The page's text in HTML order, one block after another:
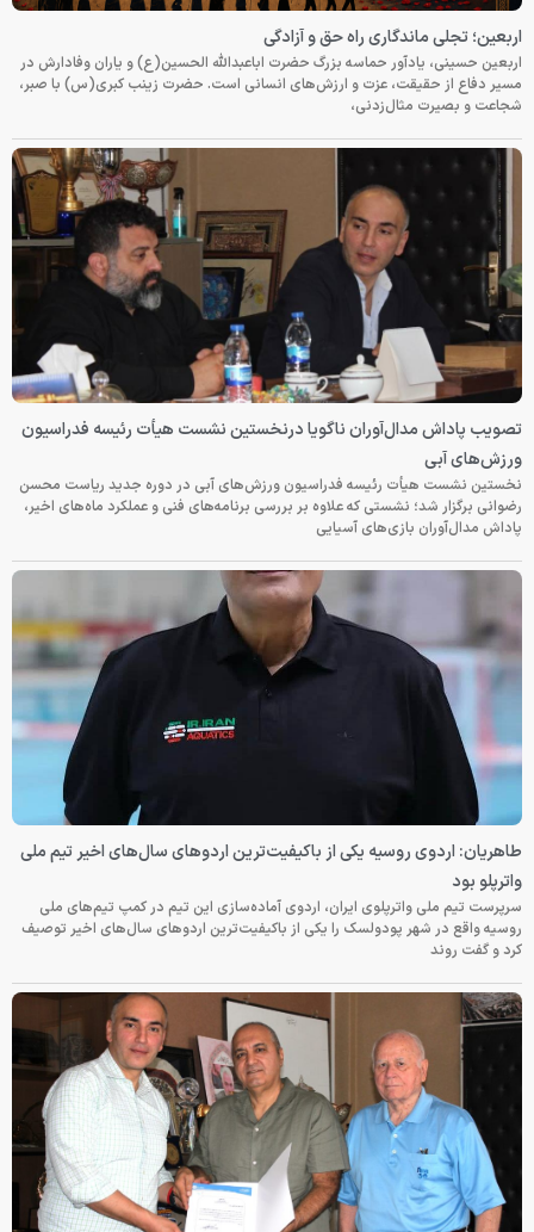
اربعین؛ تجلی ماندگاری راه حق و آزادگی
اربعین حسینی، یادآور حماسه بزرگ حضرت اباعبدالله الحسین(ع) و یاران وفادارش در
مسیر دفاع از حقیقت، عزت و ارزش‌های انسانی است. حضرت زینب کبری(س) با صبر،
شجاعت و بصیرت مثال‌زدنی،
تصویب پاداش مدال‌آوران ناگویا درنخستین نشست هیأت رئیسه فدراسیون
ورزش‌های آبی
نخستین نشست هیأت رئیسه فدراسیون ورزش‌های آبی در دوره جدید ریاست محسن
رضوانی برگزار شد؛ نشستی که علاوه بر بررسی برنامه‌های فنی و عملکرد ماه‌های اخیر،
پاداش مدال‌آوران بازی‌های آسیایی
طاهریان: اردوی روسیه یکی از باکیفیت‌ترین اردوهای سال‌های اخیر تیم ملی
واترپلو بود
سرپرست تیم ملی واترپلوی ایران، اردوی آماده‌سازی این تیم در کمپ تیم‌های ملی
روسیه واقع در شهر پودولسک را یکی از باکیفیت‌ترین اردوهای سال‌های اخیر توصیف
کرد و گفت روند